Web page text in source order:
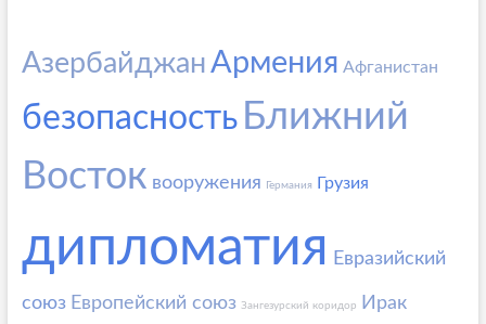
АзербайджанАрмения Афганистан
безопасность Ближний
Восток вооружения Германия Грузия
дипломатия Евразийский
союз Европейский союз Зангезурский коридор Ирак